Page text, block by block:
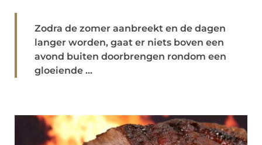
Zodra de zomer aanbreekt en de dagen
langer worden, gaat er niets boven een
avond buiten doorbrengen rondom een
gloeiende ...